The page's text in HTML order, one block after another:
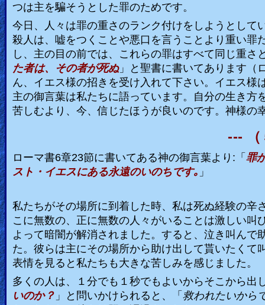
つは主を騙そうとした罪のためです。
今日、人々は罪の重さのランク付けをしようとして
殺人は、嘘をつくことや悪口を言うことより重い罪
し、主の目の前では、これらの罪はすべて同じ重さ
た者は、その者が死ぬ」と聖書に書いてあります（
ん、イエス様の招きを受け入れて下さい。イエス
主の御言葉は私たちに語っています。自分の生き
苦しむより、今、信じたほうが良いのです。神様の
---
ローマ書6章23節に書いてある神の御言葉より : 「 罪
スト・イエスにある永遠のいのちです｡ 」
私たちがその場所に到着した時、私は死ぬ経験の
こに無数の、正に無数の人々がいることは激しい
よって暗闇が解消されました。すると、泣き叫ん
た。彼らは主にその場所から助け出して貰いたく
表情を見ると私たちも大きな苦しみを感じました。
多くの人は、１分でも１秒でもよいからそこから
いのか？ 」と問いかけられると、「 救われたいから